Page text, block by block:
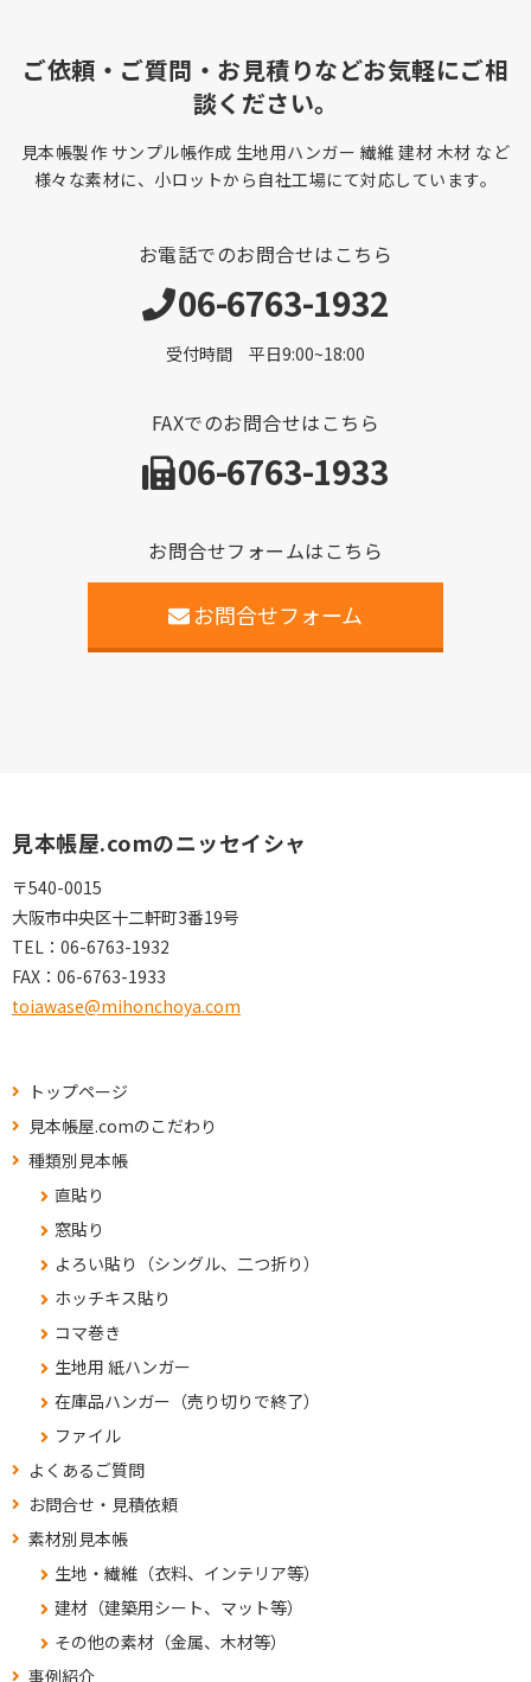
ご依頼・ご質問・お見積りなどお気軽にご相
談ください。
見本帳製作 サンプル帳作成 生地用ハンガー 繊維 建材 木材 など
様々な素材に、小ロットから自社工場にて対応しています。
お電話でのお問合せはこちら
06-6763-1932
受付時間 平日9:00~18:00
FAXでのお問合せはこちら
06-6763-1933
お問合せフォームはこちら
お問合せフォーム
見本帳屋.comのニッセイシャ
〒540-0015
大阪市中央区十二軒町3番19号
TEL： 06-6763-1932
FAX： 06-6763-1933
toiawase@mihonchoya.com
トップページ
見本帳屋.comのこだわり
種類別見本帳
直貼り
窓貼り
よろい貼り（シングル、二つ折り）
ホッチキス貼り
コマ巻き
生地用 紙ハンガー
在庫品ハンガー（売り切りで終了）
ファイル
よくあるご質問
お問合せ・見積依頼
素材別見本帳
生地・繊維（衣料、インテリア等）
建材（建築用シート、マット等）
その他の素材（金属、木材等）
事例紹介